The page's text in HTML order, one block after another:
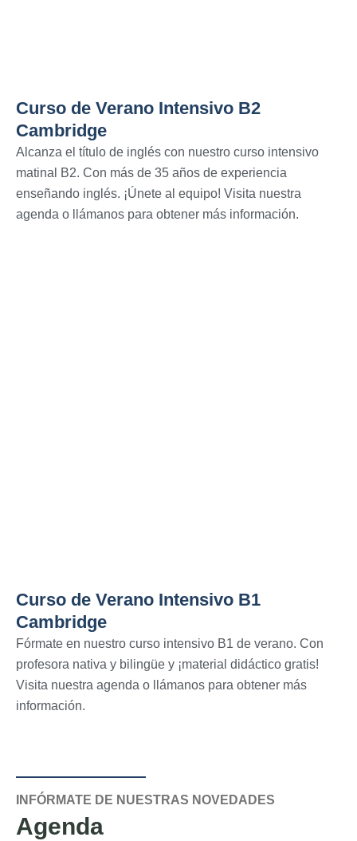
Curso de Verano Intensivo B2
Cambridge
Alcanza el título de inglés con nuestro curso intensivo
matinal B2. Con más de 35 años de experiencia
enseñando inglés. ¡Únete al equipo! Visita nuestra
agenda o llámanos para obtener más información.
Curso de Verano Intensivo B1
Cambridge
Fórmate en nuestro curso intensivo B1 de verano. Con
profesora nativa y bilingüe y ¡material didáctico gratis!
Visita nuestra agenda o llámanos para obtener más
información.
INFÓRMATE DE NUESTRAS NOVEDADES
Agenda